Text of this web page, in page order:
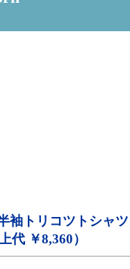
袖トリコツトシャツ
代 ￥8,360）